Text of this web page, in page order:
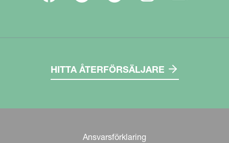
HITTA ÅTERFÖRSÄLJARE
Ansvarsförklaring